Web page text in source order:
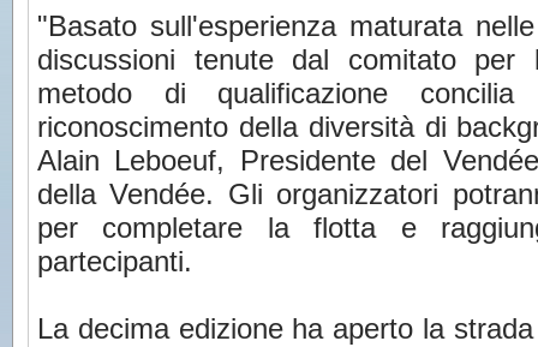
"Basato sull'esperienza maturata
discussioni tenute dal comitato per
metodo di qualificazione
riconoscimento della diversità di
Alain Leboeuf, Presidente del
della Vendée. Gli organizzatori
per completare la flotta e
partecipanti.
La decima edizione ha aperto la